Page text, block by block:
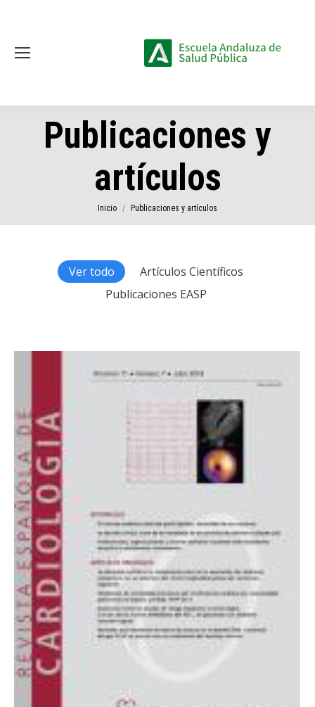
Publicaciones y
artículos
Estás aquí:
Inicio Publicaciones y artículos
Ver todo
Artículos Científicos
Publicaciones EASP